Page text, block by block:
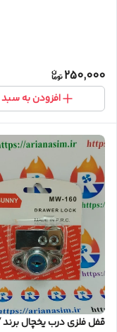
250,000
افزودن به سبد
قفل فلزی درب یخچال برند SUNNY